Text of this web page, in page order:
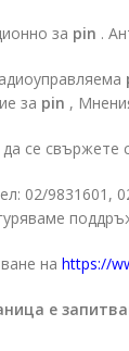
за pin .
за pin ,
се свържете
02/9831601,
на https://
е